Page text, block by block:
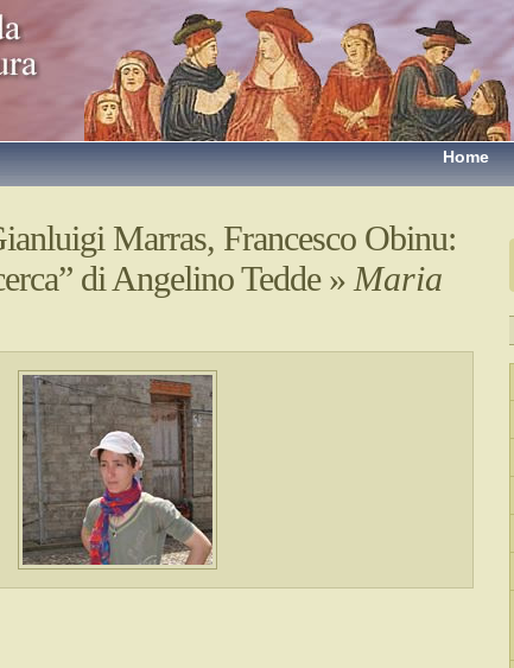
Home
Marras, Francesco Obinu:
di Angelino Tedde» Maria